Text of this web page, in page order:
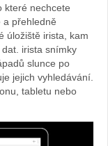
které nechcete
a přehledně
úložiště irista, kam
irista snímky
slunce po
jejich vyhledávání.
tabletu nebo